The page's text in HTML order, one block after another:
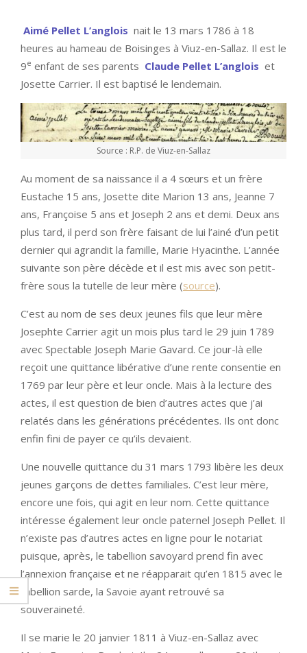
Aimé Pellet L’anglois nait le 13 mars 1786 à 18
heures au hameau de Boisinges à Viuz-en-Sallaz. Il est le
9e enfant de ses parents Claude Pellet L’anglois et
Josette Carrier. Il est baptisé le lendemain.
Source : R.P. de Viuz-en-Sallaz
Au moment de sa naissance il a 4 sœurs et un frère
Eustache 15 ans, Josette dite Marion 13 ans, Jeanne 7
ans, Françoise 5 ans et Joseph 2 ans et demi. Deux ans
plus tard, il perd son frère faisant de lui l’ainé d’un petit
dernier qui agrandit la famille, Marie Hyacinthe. L’année
suivante son père décède et il est mis avec son petit-
frère sous la tutelle de leur mère (source).
C’est au nom de ses deux jeunes fils que leur mère
Josephte Carrier agit un mois plus tard le 29 juin 1789
avec Spectable Joseph Marie Gavard. Ce jour-là elle
reçoit une quittance libérative d’une rente consentie en
1769 par leur père et leur oncle. Mais à la lecture des
actes, il est question de bien d’autres actes que j’ai
relatés dans les générations précédentes. Ils ont donc
enfin fini de payer ce qu’ils devaient.
Une nouvelle quittance du 31 mars 1793 libère les deux
jeunes garçons de dettes familiales. C’est leur mère,
encore une fois, qui agit en leur nom. Cette quittance
intéresse également leur oncle paternel Joseph Pellet. Il
n’existe pas d’autres actes en ligne pour le notariat
puisque, après, le tabellion savoyard prend fin avec
l’annexion française et ne réapparait qu’en 1815 avec le
tabellion sarde, la Savoie ayant retrouvé sa
souveraineté.
Il se marie le 20 janvier 1811 à Viuz-en-Sallaz avec